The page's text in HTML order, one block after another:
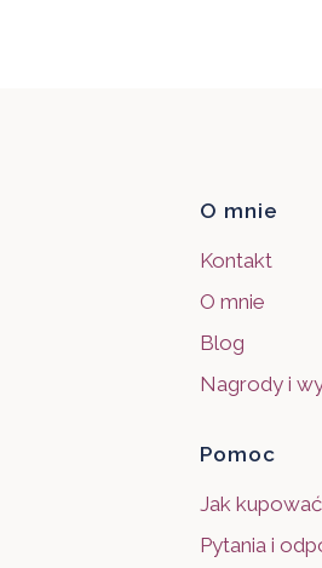
Linki
O mnie
Kontakt
O mnie
Blog
Nagrody i
Pomoc
Jak
Pytania i